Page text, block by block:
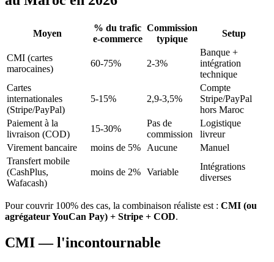
Moyen
% du trafic
e-commerce
Commission
typique
Setup
CMI (cartes
marocaines)
60-75% 2-3%
Banque +
intégration
technique
Cartes
internationales
(Stripe/PayPal)
5-15% 2,9-3,5%
Compte
Stripe/PayPal
hors Maroc
Paiement à la
livraison (COD)
15-30%
Pas de
commission
Logistique
livreur
Virement bancaire
moins de 5% Aucune
Manuel
Transfert mobile
(CashPlus,
Wafacash)
moins de 2% Variable
Intégrations
diverses
Pour couvrir 100% des cas, la combinaison réaliste est : CMI (ou
agrégateur YouCan Pay) + Stripe + COD.
CMI — l'incontournable